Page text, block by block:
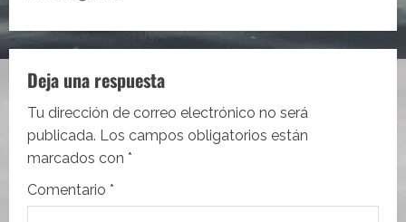
g
a
c
i
ó
n
Deja una respuesta
Tu dirección de correo electrónico no será
publicada. Los campos obligatorios están
marcados con *
Comentario *